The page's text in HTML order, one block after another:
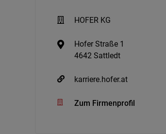
HOFER KG
Hofer Straße 1
4642 Sattledt
karriere.hofer.at
Zum Firmenprofil